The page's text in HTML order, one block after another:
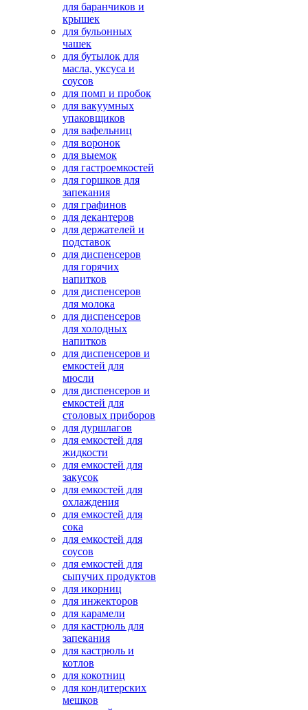
для баранчиков и
крышек
для бульонных
чашек
для бутылок для
масла, уксуса и
соусов
для помп и пробок
для вакуумных
упаковщиков
для вафельниц
для воронок
для выемок
для гастроемкостей
для горшков для
запекания
для графинов
для декантеров
для держателей и
подставок
для диспенсеров
для горячих
напитков
для диспенсеров
для молока
для диспенсеров
для холодных
напитков
для диспенсеров и
емкостей для
мюсли
для диспенсеров и
емкостей для
столовых приборов
для дуршлагов
для емкостей для
жидкости
для емкостей для
закусок
для емкостей для
охлаждения
для емкостей для
сока
для емкостей для
соусов
для емкостей для
сыпучих продуктов
для икорниц
для инжекторов
для карамели
для кастрюль для
запекания
для кастрюль и
котлов
для кокотниц
для кондитерских
мешков